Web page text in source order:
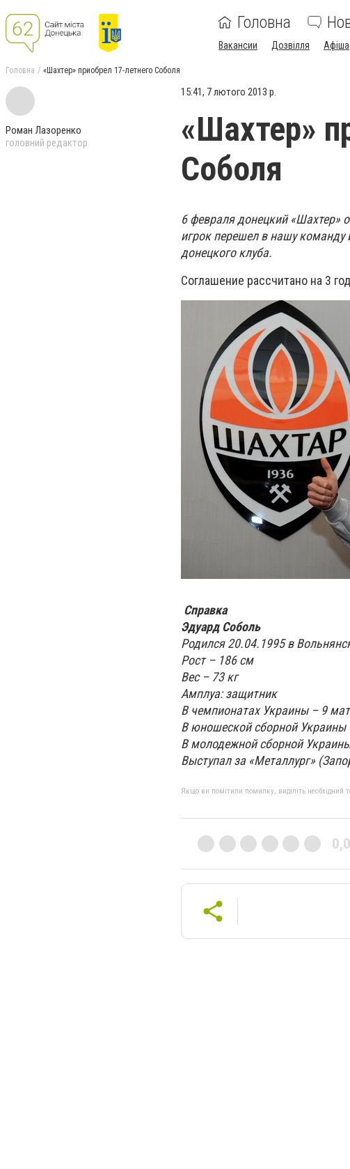
Головна
Вакансии Дозвілля Афіша
Головна «Шахтер» приобрел 17-летнего Соболя
Роман Лазоренко
головний редактор
15:41, 7 лютого 2013 р.
«Шахтер»
Соболя
6 февраля донецкий «Шахтер»
игрок перешел в нашу команду
донецкого клуба.
Соглашение рассчитано на 3
Справка
Эдуард Соболь
Родился 20.04.1995 в
Рост – 186 см
Вес – 73 кг
Амплуа: защитник
В чемпионатах Украины – 9
В юношеской сборной Украины
В молодежной сборной
Выступал за «Металлург»
Якщо ви помітили помилку, виділіть необхідний
0,0